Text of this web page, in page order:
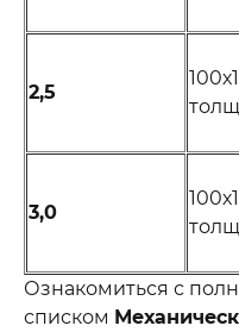
2,5
3,0
Ознакомиться с
списком